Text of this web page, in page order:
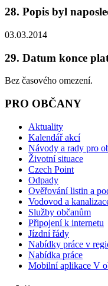
28. Popis byl
03.03.2014
29. Datum konce
Bez časového omezení.
PRO OBČANY
Aktuality
Kalendář akcí
Návody a rady pro
Životní situace
Czech Point
Odpady
Ověřování listin a
Vodovod a
Služby občanům
Připojení k internetu
Jízdní řády
Nabídky práce v
Nabídka práce
Mobilní aplikace V